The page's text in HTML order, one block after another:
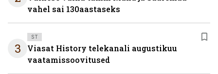
vahel sai 130aastaseks
3
ST
Viasat History telekanali augustikuu
vaatamissoovitused